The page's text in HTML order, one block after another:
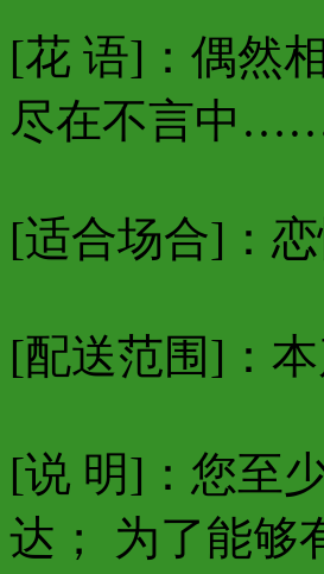
[花 语]：偶然
尽在不言中
[适合场合]：
[配送范围]：
[说 明]：您至
达； 为了能够